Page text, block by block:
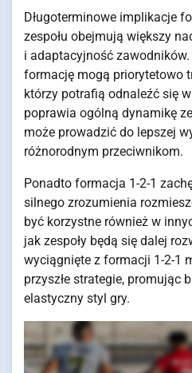
Długoterminowe implikacje
zespołu obejmują większy
i adaptacyjność
formację mogą priorytetowo
którzy potrafią odnaleźć się
poprawia ogólną dynamikę
może prowadzić do lepszej
różnorodnym przeciwnikom.
Ponadto formacja 1-2-1
silnego zrozumienia
być korzystne również w
jak zespoły będą się dalej
wyciągnięte z formacji 1-2-1
przyszłe strategie, promując
elastyczny styl gry.